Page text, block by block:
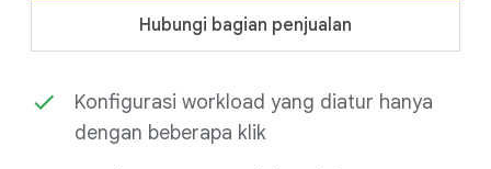
Hubungi bagian penjualan
Konfigurasi workload yang diatur hanya
dengan beberapa klik